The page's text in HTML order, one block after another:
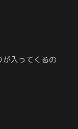
が入ってくるの